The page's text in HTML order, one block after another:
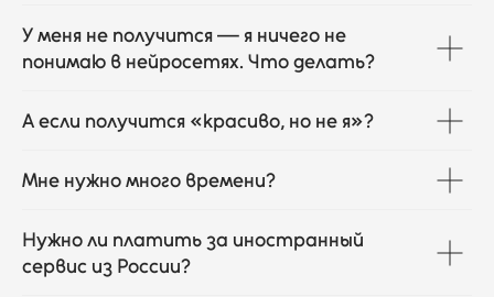
У меня не получится — я ничего не
понимаю в нейросетях. Что делать?
А если получится «красиво, но не я»?
Мне нужно много времени?
Нужно ли платить за иностранный
сервис из России?